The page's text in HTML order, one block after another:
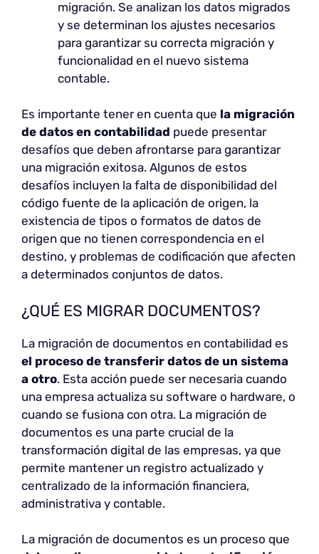
migración. Se analizan los datos migrados
y se determinan los ajustes necesarios
para garantizar su correcta migración y
funcionalidad en el nuevo sistema
contable.
Es importante tener en cuenta que la migración
de datos en contabilidad puede presentar
desafíos que deben afrontarse para garantizar
una migración exitosa. Algunos de estos
desafíos incluyen la falta de disponibilidad del
código fuente de la aplicación de origen, la
existencia de tipos o formatos de datos de
origen que no tienen correspondencia en el
destino, y problemas de codificación que afecten
a determinados conjuntos de datos.
¿QUÉ ES MIGRAR DOCUMENTOS?
La migración de documentos en contabilidad es
el proceso de transferir datos de un sistema
a otro. Esta acción puede ser necesaria cuando
una empresa actualiza su software o hardware, o
cuando se fusiona con otra. La migración de
documentos es una parte crucial de la
transformación digital de las empresas, ya que
permite mantener un registro actualizado y
centralizado de la información financiera,
administrativa y contable.
La migración de documentos es un proceso que